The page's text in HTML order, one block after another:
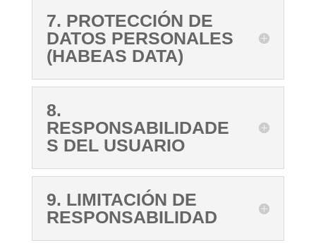
7. PROTECCIÓN DE
DATOS PERSONALES
(HABEAS DATA)
8.
RESPONSABILIDADE
S DEL USUARIO
9. LIMITACIÓN DE
RESPONSABILIDAD